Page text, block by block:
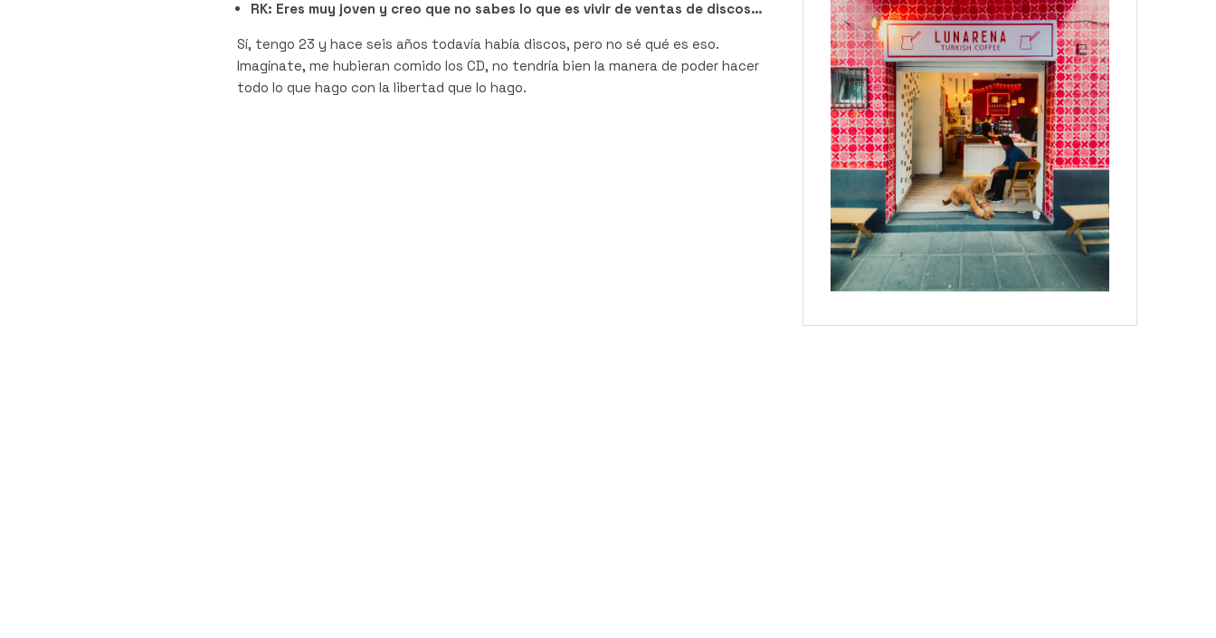
RK: Eres muy joven y creo que no sabes lo que es vivir de ventas de discos…
Sí, tengo 23 y hace seis años todavía había discos, pero no sé qué es eso.
Imagínate, me hubieran comido los CD, no tendría bien la manera de poder hacer
todo lo que hago con la libertad que lo hago.